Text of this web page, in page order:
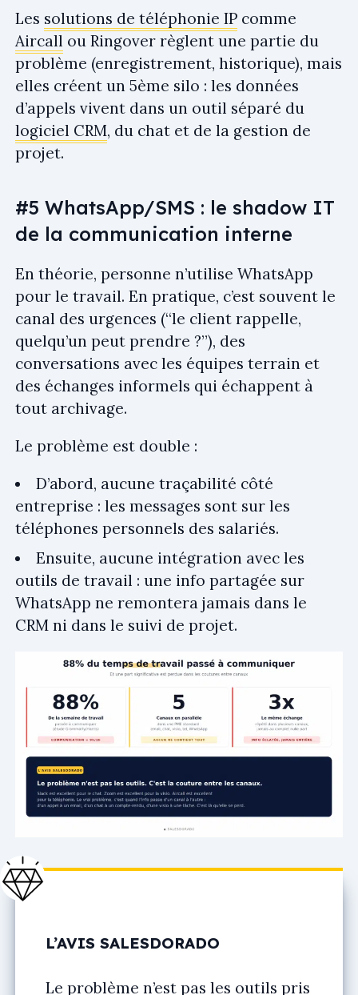
Les solutions de téléphonie IP comme
Aircall ou Ringover règlent une partie du
problème (enregistrement, historique), mais
elles créent un 5ème silo : les données
d’appels vivent dans un outil séparé du
logiciel CRM, du chat et de la gestion de
projet.
#5 WhatsApp/SMS : le shadow IT
de la communication interne
En théorie, personne n’utilise WhatsApp
pour le travail. En pratique, c’est souvent le
canal des urgences (“le client rappelle,
quelqu’un peut prendre ?”), des
conversations avec les équipes terrain et
des échanges informels qui échappent à
tout archivage.
Le problème est double :
D’abord, aucune traçabilité côté
entreprise : les messages sont sur les
téléphones personnels des salariés.
Ensuite, aucune intégration avec les
outils de travail : une info partagée sur
WhatsApp ne remontera jamais dans le
CRM ni dans le suivi de projet.
L’AVIS SALESDORADO
Le problème n’est pas les outils pris